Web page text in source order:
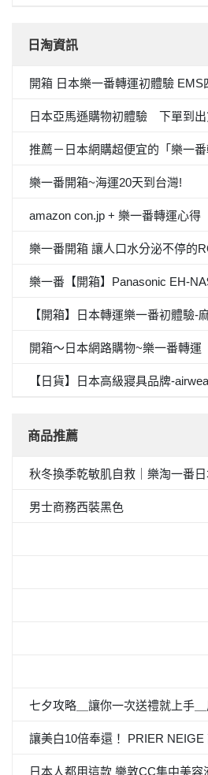
日淘資訊
開箱 日本樂一番轉運初體驗 EMS
日本亞馬遜購物初體驗 下單到
推薦－日本網購超便宜的「樂一番
樂一番開箱~海運20天到台灣!
amazon con.jp + 樂一番轉運心得
樂一番開箱 讓人口水分泌不停的
樂一番【開箱】Panasonic EH-
【開箱】日本轉運樂一番初體驗-
開箱～日本網路購物~樂一番轉運
【日貨】日本高級寢具品牌-
商品推薦
秋冬換季乾敏肌自救｜樂淘一番
男士商務西裝黑色
七夕攻略＿讓你一次送禮就上手
讓美白10倍奉還！ PRIER NEIGE
日本人都用這款 樂敦CC集中美容